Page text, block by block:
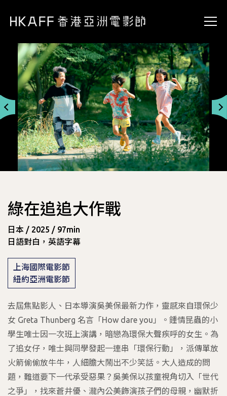
綠在追追大作戰
日本 / 2025 / 97min
日語對白，英語字幕
上海國際電影節
紐約亞洲電影節
去屆焦點影人、日本導演吳美保最新力作，靈感來自環保少
女 Greta Thunberg 名言「How dare you」。鍾情昆蟲的小
學生唯士因一次班上演講，暗戀為環保大聲疾呼的女生。為
了追女仔，唯士與同學發起一連串「環保行動」，派傳單放
火箭偷偷放牛牛，人細膽大鬧出不少笑話。大人造成的問
題，難道要下一代承受惡果？吳美保以孩童視角切入「世代
之爭」，找來蒼井優、瀧內公美飾演孩子們的母親，幽默折